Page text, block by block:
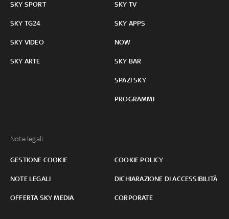
SKY SPORT
SKY TG24
SKY VIDEO
SKY ARTE
SKY TV
SKY APPS
NOW
SKY BAR
SPAZI SKY
PROGRAMMI
Note legali:
GESTIONE COOKIE COOKIE POLICY
NOTE LEGALI DICHIARAZIONE DI ACCESSIBILITÀ
OFFERTA SKY MEDIA CORPORATE